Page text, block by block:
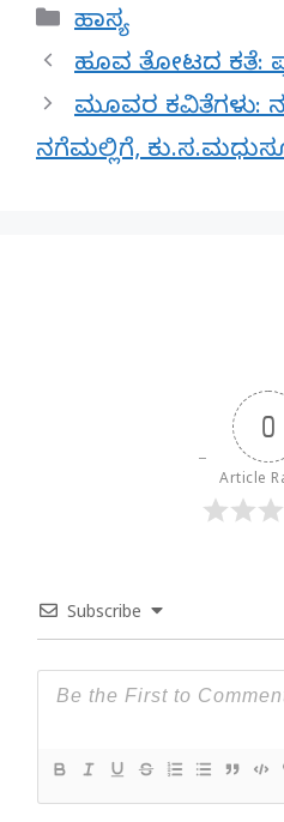
Categories
ಹಾಸ್ಯ
ಹೂವ ತೋಟದ ಕತೆ:
ಮೂವರ ಕವಿತೆಗಳು:
ನಗೆಮಲ್ಲಿಗೆ,
0
Article
Subscribe